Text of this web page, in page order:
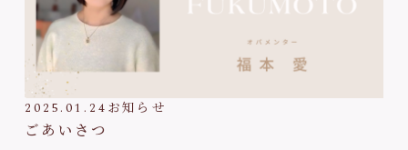
2025.01.24 お知らせ
ごあいさつ